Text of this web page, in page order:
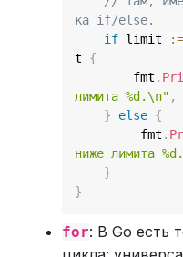
ка if/else.
if limit :=
t {
        fmt
.
лимита %d.\n" ,
}
else {
         fmt
.
ниже лимита
}
}
for: В Go есть